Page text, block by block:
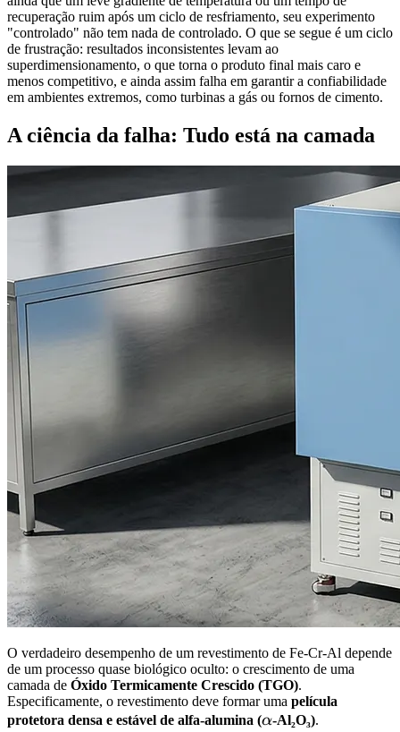
recuperação ruim após um ciclo de resfriamento, seu experimento
"controlado" não tem nada de controlado. O que se segue é um ciclo
de frustração: resultados inconsistentes levam ao
superdimensionamento, o que torna o produto final mais caro e
menos competitivo, e ainda assim falha em garantir a confiabilidade
em ambientes extremos, como turbinas a gás ou fornos de cimento.
A ciência da falha: Tudo está na camada
O verdadeiro desempenho de um revestimento de Fe-Cr-Al depende
de um processo quase biológico oculto: o crescimento de uma
camada de Óxido Termicamente Crescido (TGO).
Especificamente, o revestimento deve formar uma película
protetora densa e estável de alfa-alumina (\alpha
α-Al₂O₃).